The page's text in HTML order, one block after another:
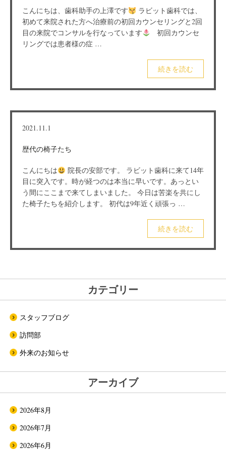
こんにちは、歯科助手の上澤です
ラビット歯科では、
初めて来院された方へ治療前の初回カウンセリングと2回
目の来院でコンサルを行なっています
初回カウンセ
リングでは患者様の症 …
続きを読む
2021.11.1
歴代の椅子たち
こんにちは
院長の安部です。 ラビット歯科に来て14年
目に突入です。時が経つのは本当に早いです。あっとい
う間にここまで来てしまいました。 今日は苦楽を共にし
た椅子たちを紹介します。 初代は9年近く頑張っ …
続きを読む
カテゴリー
スタッフブログ
訪問部
外来のお知らせ
アーカイブ
2026年8月
2026年7月
2026年6月